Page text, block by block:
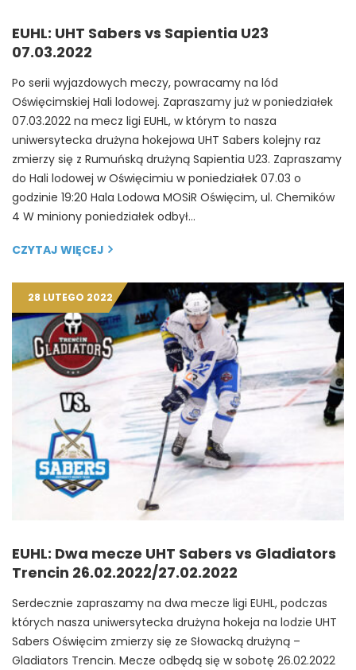
EUHL: UHT Sabers vs Sapientia U23
07.03.2022
Po serii wyjazdowych meczy, powracamy na lód
Oświęcimskiej Hali lodowej. Zapraszamy już w poniedziałek
07.03.2022 na mecz ligi EUHL, w którym to nasza
uniwersytecka drużyna hokejowa UHT Sabers kolejny raz
zmierzy się z Rumuńską drużyną Sapientia U23. Zapraszamy
do Hali lodowej w Oświęcimiu w poniedziałek 07.03 o
godzinie 19:20 Hala Lodowa MOSiR Oświęcim, ul. Chemików
4 W miniony poniedziałek odbył…
CZYTAJ WIĘCEJ
28 LUTEGO 2022
EUHL: Dwa mecze UHT Sabers vs Gladiators
Trencin 26.02.2022/27.02.2022
Serdecznie zapraszamy na dwa mecze ligi EUHL, podczas
których nasza uniwersytecka drużyna hokeja na lodzie UHT
Sabers Oświęcim zmierzy się ze Słowacką drużyną –
Gladiators Trencin. Mecze odbędą się w sobotę 26.02.2022